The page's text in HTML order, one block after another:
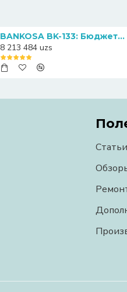
BANKOSA BK-133: Бюджетный счетчик банкнот с функцией определения номиналов
8 213 484 uzs
Статьи